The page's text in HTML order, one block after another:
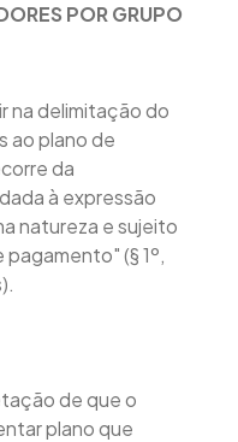
POR GRUPO
na delimitação do
ao plano de
da
à expressão
natureza e sujeito
(§ 1º,
de que o
plano que